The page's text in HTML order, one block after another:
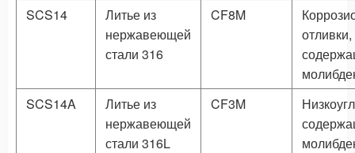
SCS14
Литье из
нержавеющей
стали 316
CF8M
отливки,
SCS14A
Литье из
нержавеющей
стали 316L
CF3M